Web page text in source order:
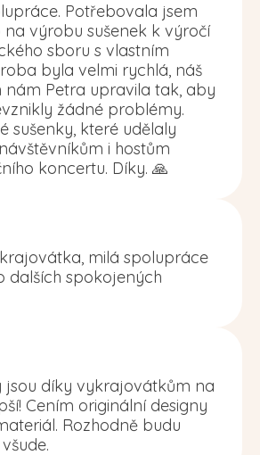
Potřebovala jsem
výrobu sušenek k výročí
sboru s vlastním
byla velmi rychlá, náš
nám Petra upravila tak, aby
žádné problémy.
sušenky, které udělaly
i hostům
koncertu. Díky. 🙏
milá spolupráce
dalších spokojených
jsou díky vykrajovátkům na
Cením originální designy
Rozhodně budu